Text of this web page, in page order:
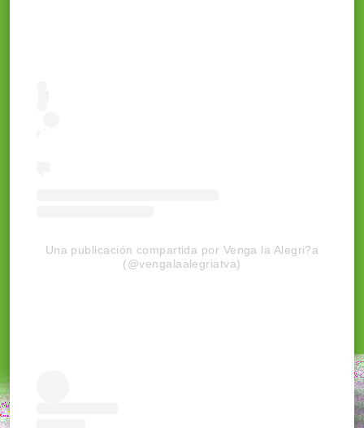
Una publicación compartida por Venga la Alegri?a
(@vengalaalegriatva)